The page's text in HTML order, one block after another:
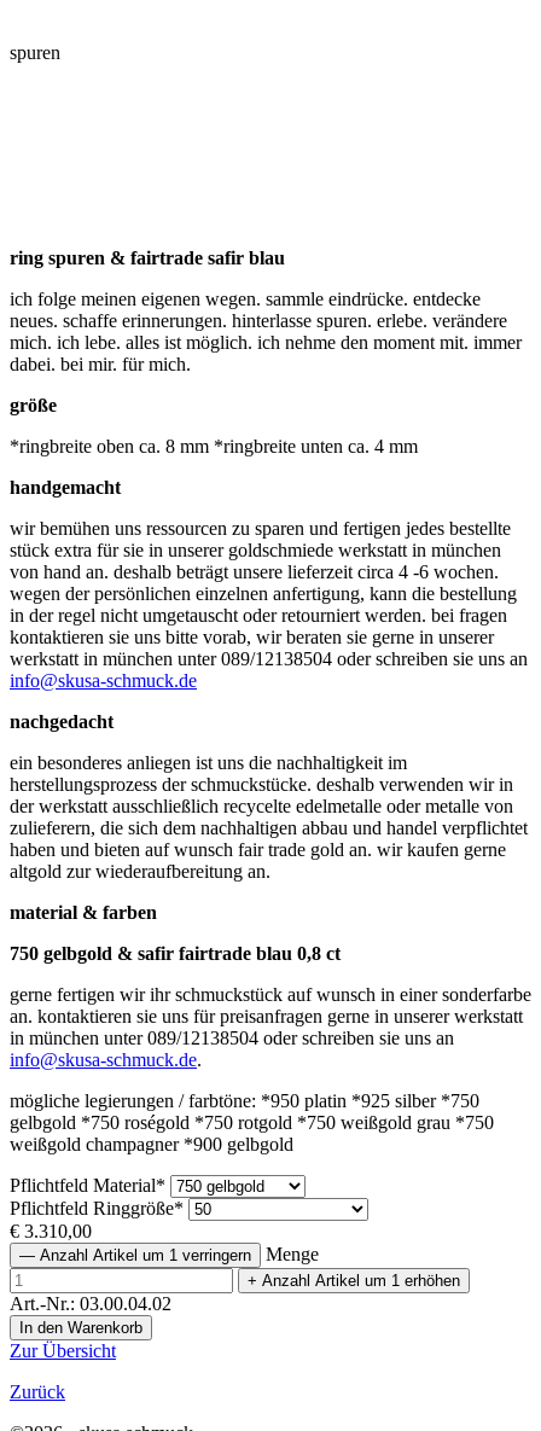
spuren
ring spuren & fairtrade safir blau
ich folge meinen eigenen wegen. sammle eindrücke. entdecke
neues. schaffe erinnerungen. hinterlasse spuren. erlebe. verändere
mich. ich lebe. alles ist möglich. ich nehme den moment mit. immer
dabei. bei mir. für mich.
größe
*ringbreite oben ca. 8 mm *ringbreite unten ca. 4 mm
handgemacht
wir bemühen uns ressourcen zu sparen und fertigen jedes bestellte
stück extra für sie in unserer goldschmiede werkstatt in münchen
von hand an. deshalb beträgt unsere lieferzeit circa 4 -6 wochen.
wegen der persönlichen einzelnen anfertigung, kann die bestellung
in der regel nicht umgetauscht oder retourniert werden. bei fragen
kontaktieren sie uns bitte vorab, wir beraten sie gerne in unserer
werkstatt in münchen unter 089/12138504 oder schreiben sie uns an
info@skusa-schmuck.de
nachgedacht
ein besonderes anliegen ist uns die nachhaltigkeit im
herstellungsprozess der schmuckstücke. deshalb verwenden wir in
der werkstatt ausschließlich recycelte edelmetalle oder metalle von
zulieferern, die sich dem nachhaltigen abbau und handel verpflichtet
haben und bieten auf wunsch fair trade gold an. wir kaufen gerne
altgold zur wiederaufbereitung an.
material & farben
750 gelbgold & safir fairtrade blau 0,8 ct
gerne fertigen wir ihr schmuckstück auf wunsch in einer sonderfarbe
an. kontaktieren sie uns für preisanfragen gerne in unserer werkstatt
in münchen unter 089/12138504 oder schreiben sie uns an
info@skusa-schmuck.de.
mögliche legierungen / farbtöne: *950 platin *925 silber *750
gelbgold *750 roségold *750 rotgold *750 weißgold grau *750
weißgold champagner *900 gelbgold
Pflichtfeld Material*
Pflichtfeld Ringgröße*
€ 3.310,00
— Anzahl Artikel um 1 verringern Menge
+ Anzahl Artikel um 1 erhöhen
Art.-Nr.: 03.00.04.02
Zur Übersicht
Zurück